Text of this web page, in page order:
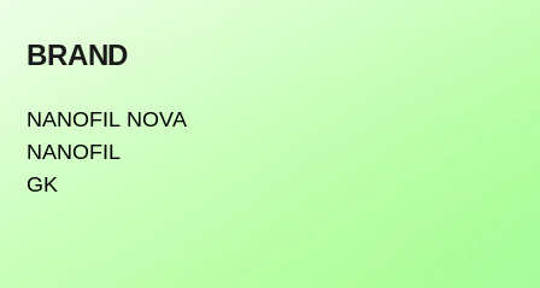
BRAND
NANOFIL NOVA
NANOFIL
GK